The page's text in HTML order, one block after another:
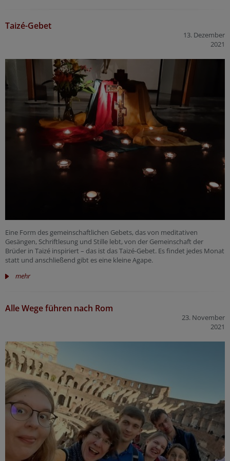
Taizé-Gebet
13. Dezember
2021
Eine Form des gemeinschaftlichen Gebets, das von meditativen
Gesängen, Schriftlesung und Stille lebt, von der Gemeinschaft der
Brüder in Taizé inspiriert – das ist das Taizé-Gebet. Es findet jedes Monat
statt und anschließend gibt es eine kleine Agape.
mehr
Alle Wege führen nach Rom
23. November
2021